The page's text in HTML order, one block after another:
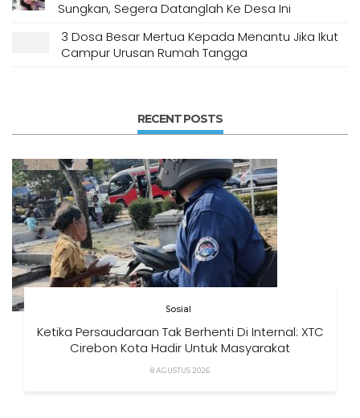
Sungkan, Segera Datanglah Ke Desa Ini
3 Dosa Besar Mertua Kepada Menantu Jika Ikut
Campur Urusan Rumah Tangga
RECENT POSTS
Sosial
Ketika Persaudaraan Tak Berhenti Di Internal: XTC
Cirebon Kota Hadir Untuk Masyarakat
8 AGUSTUS 2026